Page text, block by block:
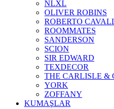
NLXL
OLIVER ROBINS
ROBERTO
ROOMMATES
SANDERSON
SCION
SIR EDWARD
TEXDECOR
THE CARLISLE &
YORK
ZOFFANY
KUMAŞLAR